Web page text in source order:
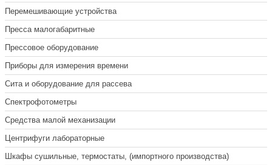
Перемешивающие устройства
Пресса малогабаритные
Прессовое оборудование
Приборы для измерения времени
Сита и оборудование для рассева
Спектрофотометры
Средства малой механизации
Центрифуги лабораторные
Шкафы сушильные, термостаты, (импортного производства)